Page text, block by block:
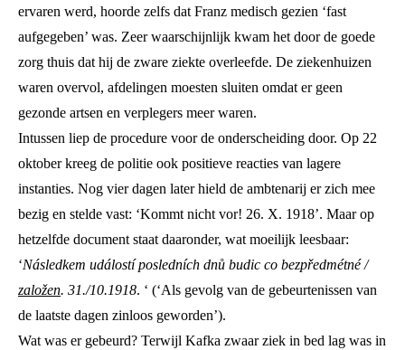
ervaren werd, hoorde zelfs dat Franz medisch gezien ‘fast
aufgegeben’ was. Zeer waarschijnlijk kwam het door de goede
zorg thuis dat hij de zware ziekte overleefde. De ziekenhuizen
waren overvol, afdelingen moesten sluiten omdat er geen
gezonde artsen en verplegers meer waren.
Intussen liep de procedure voor de onderscheiding door. Op 22
oktober kreeg de politie ook positieve reacties van lagere
instanties. Nog vier dagen later hield de ambtenarij er zich mee
bezig en stelde vast: ‘Kommt nicht vor! 26. X. 1918’. Maar op
hetzelfde document staat daaronder, wat moeilijk leesbaar:
‘Následkem událostí posledních dnů budic co bezpředmétné /
založen. 31./10.1918. ‘ (‘Als gevolg van de gebeurtenissen van
de laatste dagen zinloos geworden’).
Wat was er gebeurd? Terwijl Kafka zwaar ziek in bed lag was in